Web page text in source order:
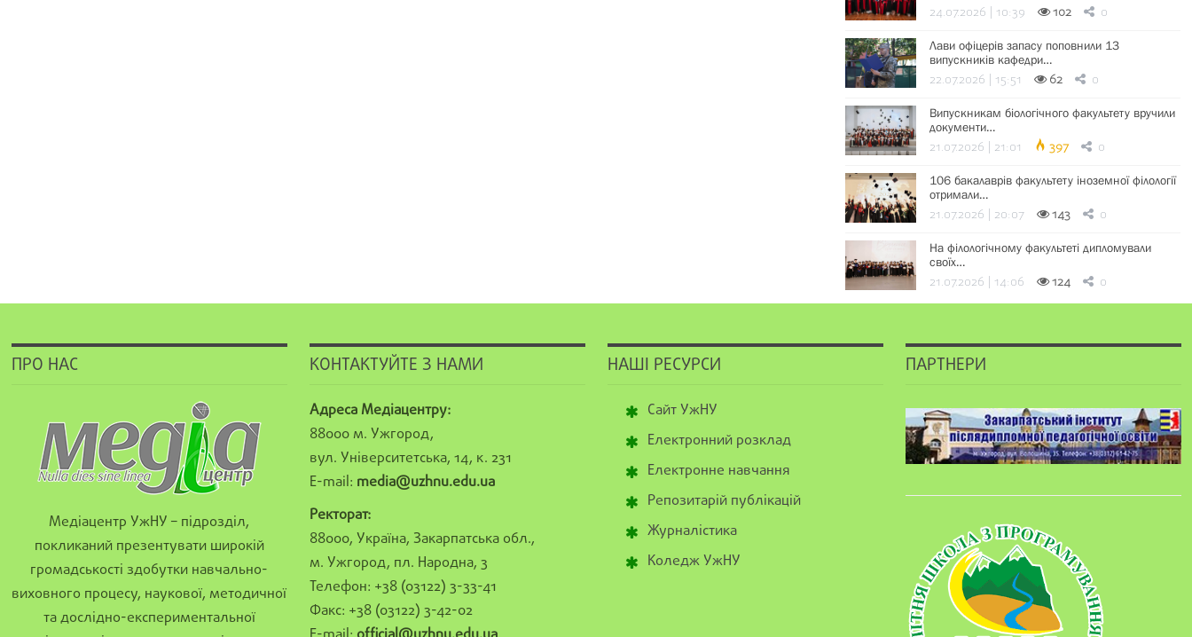
24.07.2026 | 10:39 102 0
Лави офіцерів запасу поповнили 13
випускників кафедри…
22.07.2026 | 15:51 62 0
Випускникам біологічного факультету вручили
документи…
21.07.2026 | 21:01 397 0
106 бакалаврів факультету іноземної філології
отримали…
21.07.2026 | 20:07 143 0
На філологічному факультеті дипломували
своїх…
21.07.2026 | 14:06 124 0
ПРО НАС
Медіацентр УжНУ – підрозділ,
покликаний презентувати широкій
громадськості здобутки навчально-
виховного процесу, наукової, методичної
та дослідно-експериментальної
КОНТАКТУЙТЕ З НАМИ
Адреса Медіацентру:
88000 м. Ужгород,
вул. Університетська, 14, к. 231
E-mail: media@uzhnu.edu.ua
Ректорат:
88000, Україна, Закарпатська обл.,
м. Ужгород, пл. Народна, 3
Телефон: +38 (03122) 3-33-41
Факс: +38 (03122) 3-42-02
НАШІ РЕСУРСИ
Сайт УжНУ
Електронний розклад
Електронне навчання
Репозитарій публікацій
Журналістика
Коледж УжНУ
ПАРТНЕРИ